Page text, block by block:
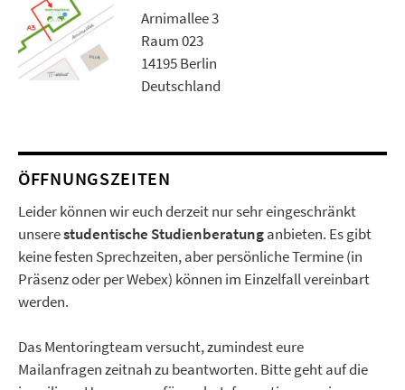
Arnimallee 3
Raum 023
14195 Berlin
Deutschland
ÖFFNUNGSZEITEN
Leider können wir euch derzeit nur sehr eingeschränkt
unserestudentische Studienberatunganbieten. Es gibt
keine festen Sprechzeiten, aber persönliche Termine (in
Präsenz oder per Webex) können im Einzelfall vereinbart
werden.
Das Mentoringteam versucht, zumindest eure
Mailanfragen zeitnah zu beantworten. Bitte geht auf die